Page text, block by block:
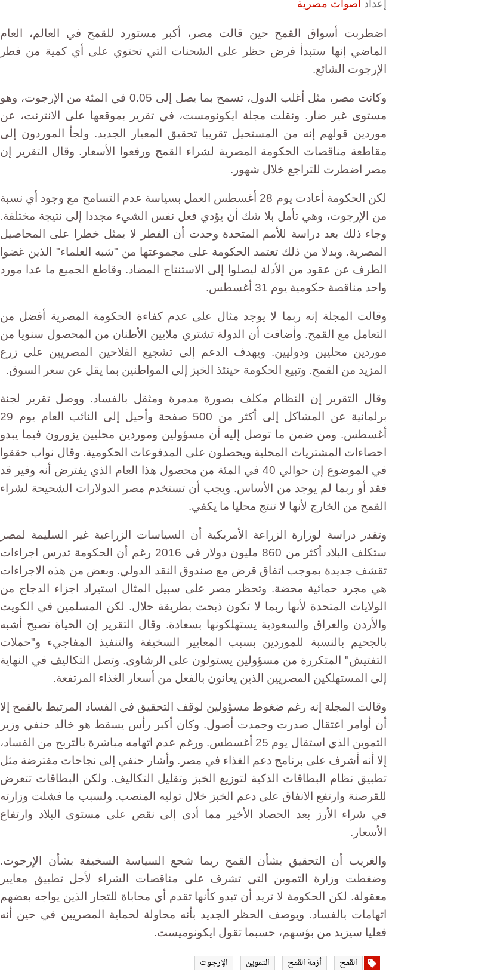
إعداد أصوات مصرية
اضطربت أسواق القمح حين قالت مصر، أكبر مستورد للقمح في العالم، العام
الماضي إنها ستبدأ فرض حظر على الشحنات التي تحتوي على أي كمية من فطر
الإرجوت الشائع.
وكانت مصر، مثل أغلب الدول، تسمح بما يصل إلى 0.05 في المئة من الإرجوت، وهو
مستوى غير ضار. ونقلت مجلة ايكونومست، في تقرير بموقعها على الانترنت، عن
موردين قولهم إنه من المستحيل تقريبا تحقيق المعيار الجديد. ولجأ الموردون إلى
مقاطعة مناقصات الحكومة المصرية لشراء القمح ورفعوا الأسعار. وقال التقرير إن
مصر اضطرت للتراجع خلال شهور.
لكن الحكومة أعادت يوم 28 أغسطس العمل بسياسة عدم التسامح مع وجود أي نسبة
من الإرجوت، وهي تأمل بلا شك أن يؤدي فعل نفس الشيء مجددا إلى نتيجة مختلفة.
وجاء ذلك بعد دراسة للأمم المتحدة وجدت أن الفطر لا يمثل خطرا على المحاصيل
المصرية. وبدلا من ذلك تعتمد الحكومة على مجموعتها من "شبه العلماء" الذين غضوا
الطرف عن عقود من الأدلة ليصلوا إلى الاستنتاج المضاد. وقاطع الجميع ما عدا مورد
واحد مناقصة حكومية يوم 31 أغسطس.
وقالت المجلة إنه ربما لا يوجد مثال على عدم كفاءة الحكومة المصرية أفضل من
التعامل مع القمح. وأضافت أن الدولة تشتري ملايين الأطنان من المحصول سنويا من
موردين محليين ودوليين. ويهدف الدعم إلى تشجيع الفلاحين المصريين على زرع
المزيد من القمح. وتبيع الحكومة حينئذ الخبز إلى المواطنين بما يقل عن سعر السوق.
وقال التقرير إن النظام مكلف بصورة مدمرة ومثقل بالفساد. ووصل تقرير لجنة
برلمانية عن المشاكل إلى أكثر من 500 صفحة وأحيل إلى النائب العام يوم 29
أغسطس. ومن ضمن ما توصل إليه أن مسؤولين وموردين محليين يزورون فيما يبدو
احصاءات المشتريات المحلية ويحصلون على المدفوعات الحكومية. وقال نواب حققوا
في الموضوع إن حوالي 40 في المئة من محصول هذا العام الذي يفترض أنه وفير قد
فقد أو ربما لم يوجد من الأساس. ويجب أن تستخدم مصر الدولارات الشحيحة لشراء
القمح من الخارج لأنها لا تنتج محليا ما يكفي.
وتقدر دراسة لوزارة الزراعة الأمريكية أن السياسات الزراعية غير السليمة لمصر
ستكلف البلاد أكثر من 860 مليون دولار في 2016 رغم أن الحكومة تدرس اجراءات
تقشف جديدة بموجب اتفاق قرض مع صندوق النقد الدولي. وبعض من هذه الاجراءات
هي مجرد حمائية محضة. وتحظر مصر على سبيل المثال استيراد اجزاء الدجاج من
الولايات المتحدة لأنها ربما لا تكون ذبحت بطريقة حلال. لكن المسلمين في الكويت
والأردن والعراق والسعودية يستهلكونها بسعادة. وقال التقرير إن الحياة تصبح أشبه
بالجحيم بالنسبة للموردين بسبب المعايير السخيفة والتنفيذ المفاجيء و"حملات
التفتيش" المتكررة من مسؤولين يستولون على الرشاوى. وتصل التكاليف في النهاية
إلى المستهلكين المصريين الذين يعانون بالفعل من أسعار الغذاء المرتفعة.
وقالت المجلة إنه رغم ضغوط مسؤولين لوقف التحقيق في الفساد المرتبط بالقمح إلا
أن أوامر اعتقال صدرت وجمدت أصول. وكان أكبر رأس يسقط هو خالد حنفي وزير
التموين الذي استقال يوم 25 أغسطس. ورغم عدم اتهامه مباشرة بالتربح من الفساد،
إلا أنه أشرف على برنامج دعم الغذاء في مصر. وأشار حنفي إلى نجاحات مفترضة مثل
تطبيق نظام البطاقات الذكية لتوزيع الخبز وتقليل التكاليف. ولكن البطاقات تتعرض
للقرصنة وارتفع الانفاق على دعم الخبز خلال توليه المنصب. ولسبب ما فشلت وزارته
في شراء الأرز بعد الحصاد الأخير مما أدى إلى نقص على مستوى البلاد وارتفاع
الأسعار.
والغريب أن التحقيق بشأن القمح ربما شجع السياسة السخيفة بشأن الإرجوت.
وضغطت وزارة التموين التي تشرف على مناقصات الشراء لأجل تطبيق معايير
معقولة. لكن الحكومة لا تريد أن تبدو كأنها تقدم أي محاباة للتجار الذين يواجه بعضهم
اتهامات بالفساد. ويوصف الحظر الجديد بأنه محاولة لحماية المصريين في حين أنه
فعليا سيزيد من بؤسهم، حسبما تقول ايكونوميست.
القمح أزمة القمح التموين الإرجوت